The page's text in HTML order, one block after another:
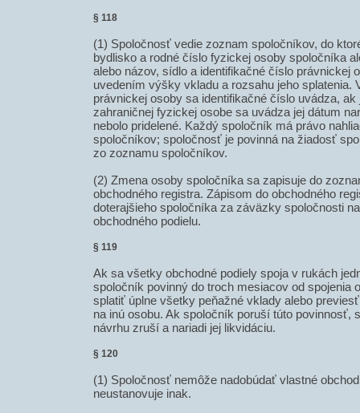
§ 118
(1) Spoločnosť vedie zoznam spoločníkov, do
bydlisko a rodné číslo fyzickej osoby spoločníka
alebo názov, sídlo a identifikačné číslo právnickej
uvedením výšky vkladu a rozsahu jeho splatenia.
právnickej osoby sa identifikačné číslo uvádza, ak
zahraničnej fyzickej osobe sa uvádza jej dátum
nebolo pridelené. Každý spoločník má právo
spoločníkov; spoločnosť je povinná na žiadosť
zo zoznamu spoločníkov.
(2) Zmena osoby spoločníka sa zapisuje do
obchodného registra. Zápisom do obchodného
doterajšieho spoločníka za záväzky spoločnosti
obchodného podielu.
§ 119
Ak sa všetky obchodné podiely spoja v rukách
spoločník povinný do troch mesiacov od spojenia
splatiť úplne všetky peňažné vklady alebo
na inú osobu. Ak spoločník poruší túto povinnosť,
návrhu zruší a nariadi jej likvidáciu.
§ 120
(1) Spoločnosť nemôže nadobúdať vlastné
neustanovuje inak.